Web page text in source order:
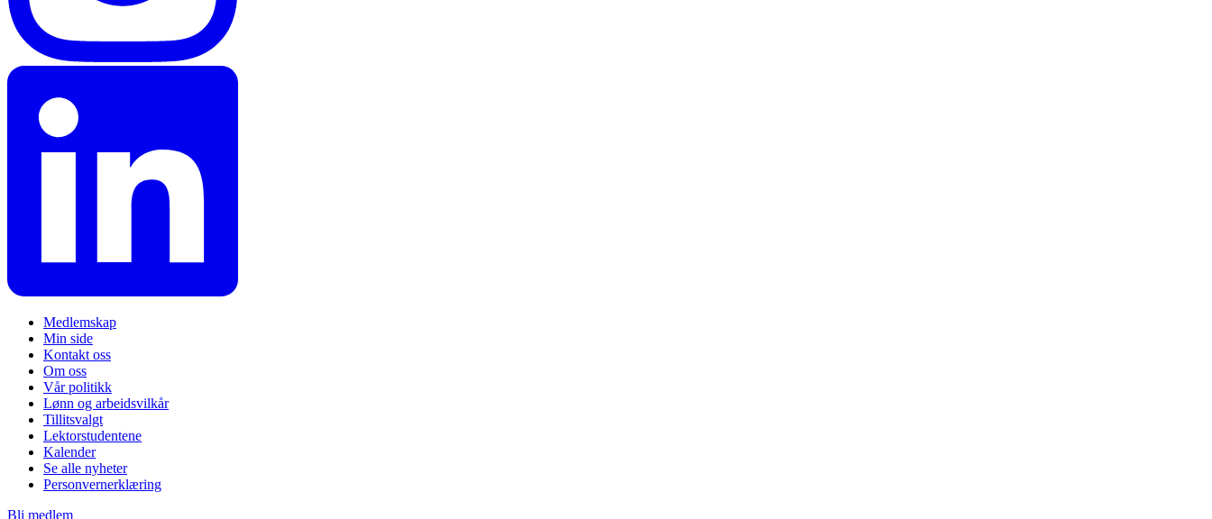
Medlemskap
Min side
Kontakt oss
Om oss
Vår politikk
Lønn og arbeidsvilkår
Tillitsvalgt
Lektorstudentene
Kalender
Se alle nyheter
Personvernerklæring
Bli medlem